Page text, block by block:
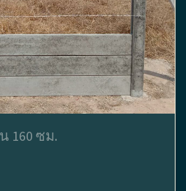
160 ซม.